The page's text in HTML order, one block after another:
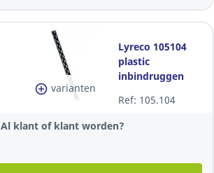
varianten
Lyreco 105104
plastic
inbindruggen
zwart - doos van
100
Ref: 105.104
Al klant of klant worden?